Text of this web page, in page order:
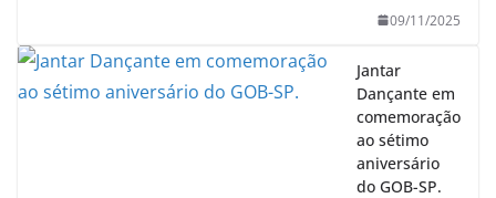
09/11/2025
Jantar
Dançante em
comemoração
ao sétimo
aniversário
do GOB-SP.